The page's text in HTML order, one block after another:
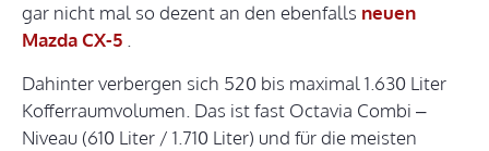
gar nicht mal so dezent an den ebenfalls neuen
Mazda CX-5 .
Dahinter verbergen sich 520 bis maximal 1.630 Liter
Kofferraumvolumen. Das ist fast Octavia Combi –
Niveau (610 Liter / 1.710 Liter) und für die meisten